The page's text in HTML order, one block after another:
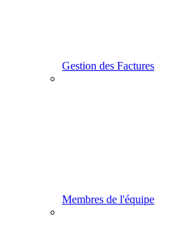
Gestion des Factures
Membres de l'équipe